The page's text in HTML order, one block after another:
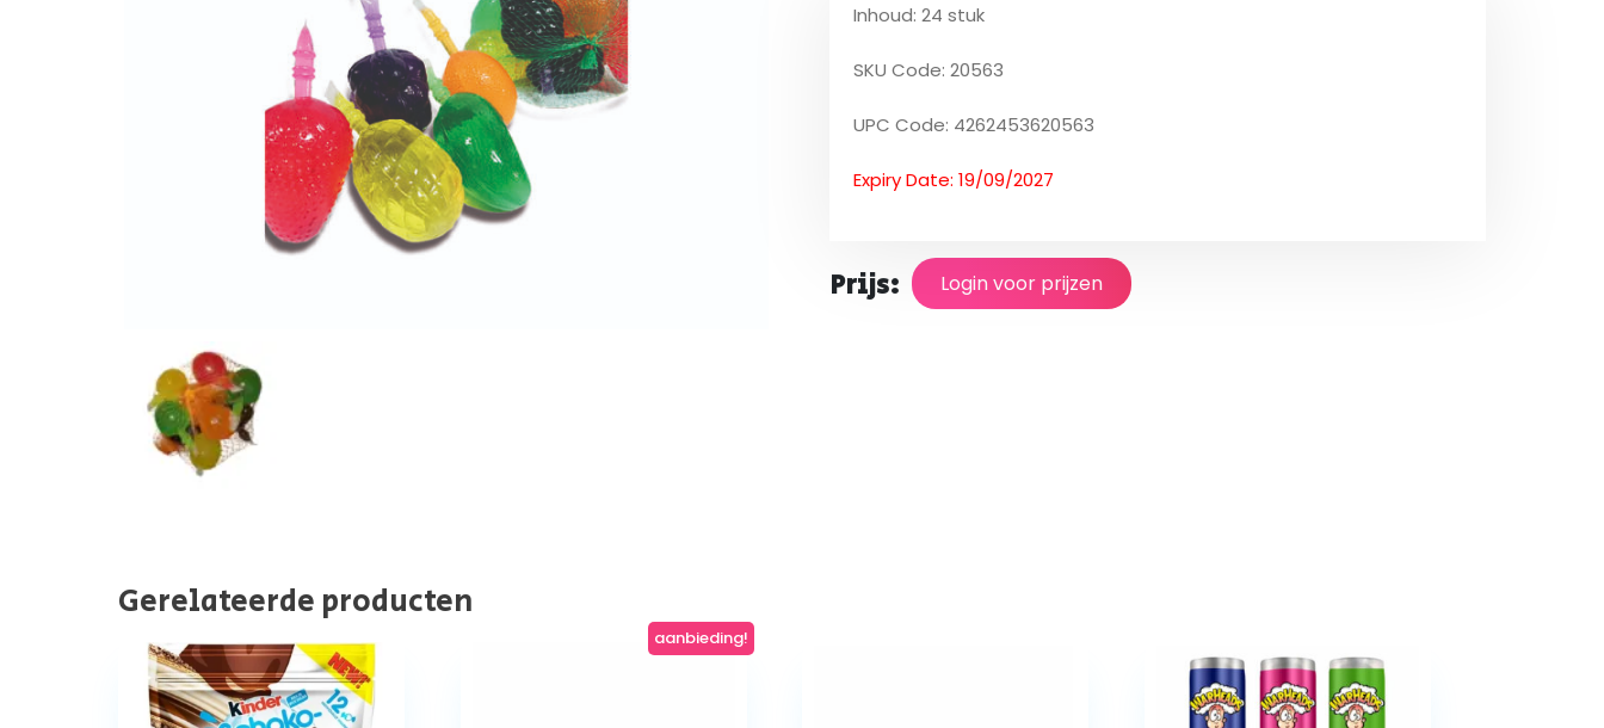
Inhoud: 24 stuk
SKU Code: 20563
UPC Code: 4262453620563
Expiry Date: 19/09/2027
Prijs: Login voor prijzen
Gerelateerde producten
aanbieding!